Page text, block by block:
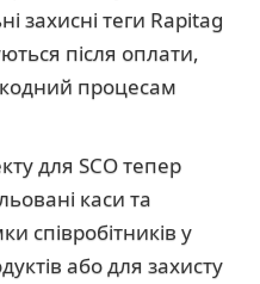
захисні теги Rapitag
після оплати,
процесам
для SCO тепер
каси та
співробітників у
або для захисту